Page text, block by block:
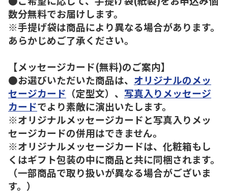
数分無料でお届けします。
※手提げ袋は商品により異なる場合があります。
あらかじめご了承ください。
【メッセージカード(無料)のご案内】
●お選びいただいた商品は、 オリジナルのメッ
セージカード （定型文）、 写真入りメッセージ
カードでより素敵に演出いたします。
※オリジナルメッセージカードと写真入りメッ
セージカードの併用はできません。
※オリジナルメッセージカードは、化粧箱もし
くはギフト包装の中に商品と共に同梱されます。
（一部商品で取り扱いが異なる場合がございま
す。）